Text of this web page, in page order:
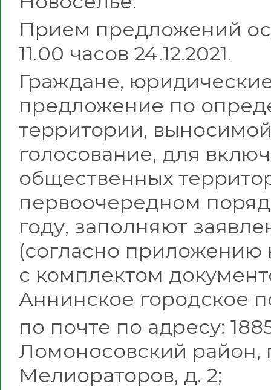
Прием предложений
11.00 часов 24.12.2021.
Граждане,
предложение по
территории,
голосование, для
общественных
первоочередном
году, заполняют
(согласно приложению
с комплектом
Аннинское городское
по почте по адресу:
Ломоносовский район,
Мелиораторов, д. 2;